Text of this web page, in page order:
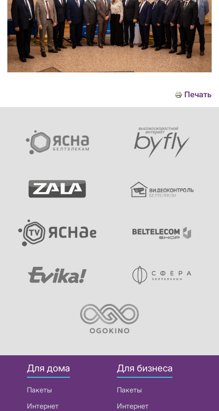
Печать
Для дома
Пакеты
Интернет
Для бизнеса
Пакеты
Интернет